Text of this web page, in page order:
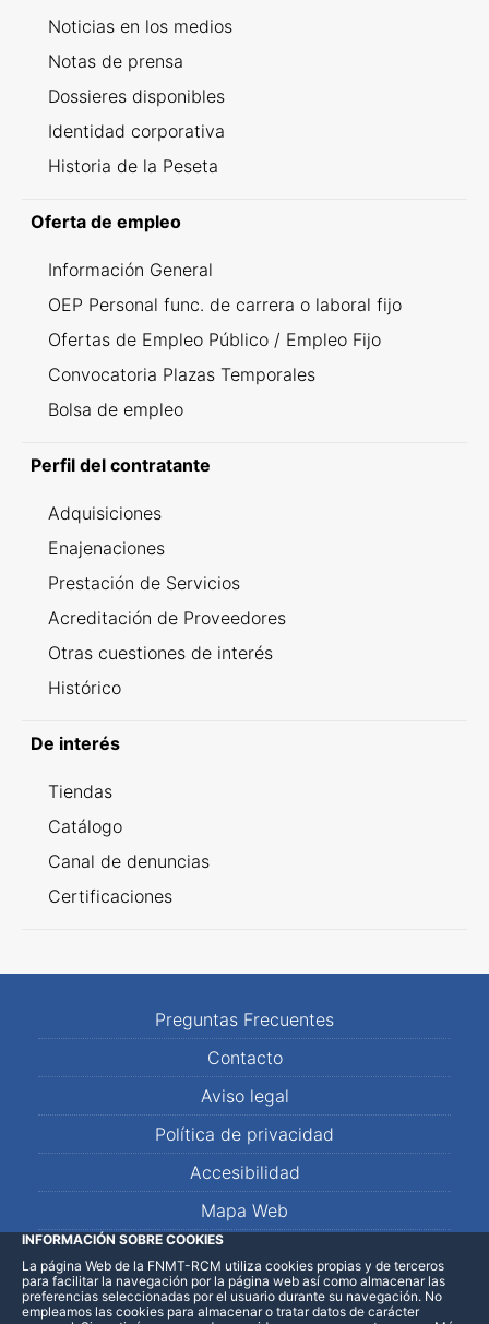
Noticias en los medios
Notas de prensa
Dossieres disponibles
Identidad corporativa
Historia de la Peseta
Oferta de empleo
Información General
OEP Personal func. de carrera o laboral fijo
Ofertas de Empleo Público / Empleo Fijo
Convocatoria Plazas Temporales
Bolsa de empleo
Perfil del contratante
Adquisiciones
Enajenaciones
Prestación de Servicios
Acreditación de Proveedores
Otras cuestiones de interés
Histórico
De interés
Tiendas
Catálogo
Canal de denuncias
Certificaciones
Preguntas Frecuentes
Contacto
Aviso legal
Política de privacidad
Accesibilidad
Mapa Web
LinkedInFacebookWhatsApp
INFORMACIÓN SOBRE COOKIES
La página Web de la FNMT-RCM utiliza cookies propias y de terceros
para facilitar la navegación por la página web así como almacenar las
preferencias seleccionadas por el usuario durante su navegación. No
empleamos las cookies para almacenar o tratar datos de carácter